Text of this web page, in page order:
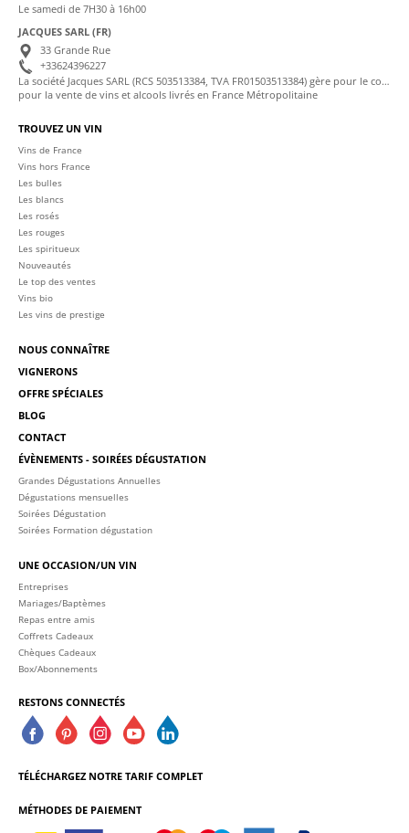
Le samedi de 7H30 à 16h00
JACQUES SARL (FR)
33 Grande Rue
+33624396227
La société Jacques SARL (RCS 503513384, TVA FR01503513384) gère pour le compte de La Cave des Sommeliers les transactions bancaires et la facturation
pour la vente de vins et alcools livrés en France Métropolitaine
TROUVEZ UN VIN
Vins de France
Vins hors France
Les bulles
Les blancs
Les rosés
Les rouges
Les spiritueux
Nouveautés
Le top des ventes
Vins bio
Les vins de prestige
NOUS CONNAÎTRE
VIGNERONS
OFFRE SPÉCIALES
BLOG
CONTACT
ÉVÈNEMENTS - SOIRÉES DÉGUSTATION
Grandes Dégustations Annuelles
Dégustations mensuelles
Soirées Dégustation
Soirées Formation dégustation
UNE OCCASION/UN VIN
Entreprises
Mariages/Baptèmes
Repas entre amis
Coffrets Cadeaux
Chèques Cadeaux
Box/Abonnements
RESTONS CONNECTÉS
TÉLÉCHARGEZ NOTRE TARIF COMPLET
MÉTHODES DE PAIEMENT